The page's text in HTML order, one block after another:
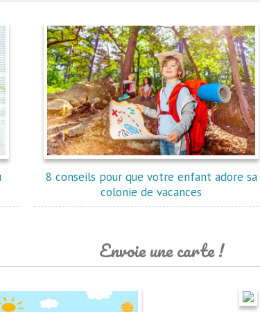
8 conseils pour que votre enfant adore sa
colonie de vacances
Envoie une carte !